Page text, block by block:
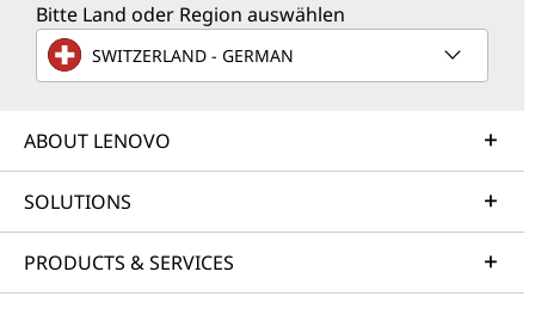
Bitte Land oder Region auswählen
SWITZERLAND - GERMAN
ABOUT LENOVO
SOLUTIONS
PRODUCTS & SERVICES